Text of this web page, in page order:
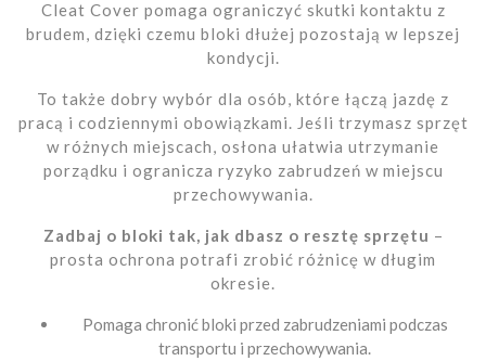
Cleat Cover pomaga ograniczyć skutki kontaktu z
brudem, dzięki czemu bloki dłużej pozostają w lepszej
kondycji.
To także dobry wybór dla osób, które łączą jazdę z
pracą i codziennymi obowiązkami. Jeśli trzymasz sprzęt
w różnych miejscach, osłona ułatwia utrzymanie
porządku i ogranicza ryzyko zabrudzeń w miejscu
przechowywania.
Zadbaj o bloki tak, jak dbasz o resztę sprzętu –
prosta ochrona potrafi zrobić różnicę w długim
okresie.
Pomaga chronić bloki przed zabrudzeniami podczas
transportu i przechowywania.